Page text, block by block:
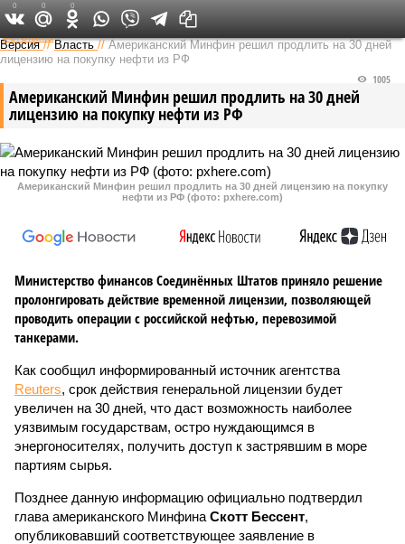
Федеральный выпуск
Версия //Власть //Американский Минфин решил продлить на 30 дней
лицензию на покупку нефти из РФ
Американский Минфин решил продлить на 30 дней
лицензию на покупку нефти из РФ
1005
Американский Минфин решил продлить на 30 дней лицензию на покупку
нефти из РФ (фото: pxhere.com)
Министерство финансов Соединённых Штатов приняло решение
пролонгировать действие временной лицензии, позволяющей
проводить операции с российской нефтью, перевозимой
танкерами.
Как сообщил информированный источник агентства
Reuters, срок действия генеральной лицензии будет
увеличен на 30 дней, что даст возможность наиболее
уязвимым государствам, остро нуждающимся в
энергоносителях, получить доступ к застрявшим в море
партиям сырья.
Позднее данную информацию официально подтвердил
глава американского Минфина Скотт Бессент,
опубликовавший соответствующее заявление в
0 0 0